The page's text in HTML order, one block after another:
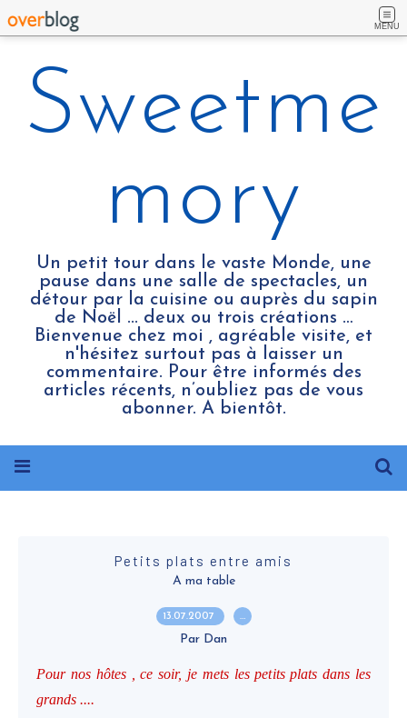
MENU
Sweetme
mory
Un petit tour dans le vaste Monde, une
pause dans une salle de spectacles, un
détour par la cuisine ou auprès du sapin
de Noël ... deux ou trois créations …
Bienvenue chez moi , agréable visite, et
n'hésitez surtout pas à laisser un
commentaire. Pour être informés des
articles récents, n’oubliez pas de vous
abonner. A bientôt.
Petits plats entre amis
A ma table
13.07.2007 …
Par Dan
Pour nos hôtes , ce soir, je mets les petits plats dans les
grands ....